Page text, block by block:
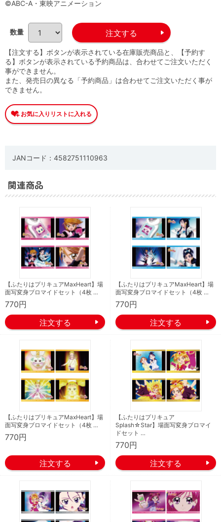
©ABC-A・東映アニメーション
数量
【注文する】ボタンが表示されている在庫販売商品と、【予約す
る】ボタンが表示されている予約商品は、合わせてご注文いただく
事ができません。
また、発売日の異なる「予約商品」は合わせてご注文いただく事が
できません。
JANコード：4582751110963
関連商品
【ふたりはプリキュアMaxHeart】場
面写変身ブロマイドセット（4枚 …
770円
【ふたりはプリキュアMaxHeart】場
面写変身ブロマイドセット（4枚 …
770円
【ふたりはプリキュアMaxHeart】場
面写変身ブロマイドセット（4枚 …
770円
【ふたりはプリキュア
Splash☆Star】場面写変身ブロマイ
ドセット …
770円